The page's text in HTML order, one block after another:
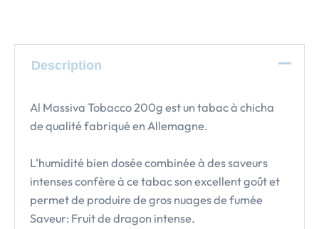
Description
Al Massiva Tobacco 200g est un tabac à chicha
de qualité fabriqué en Allemagne.
L’humidité bien dosée combinée à des saveurs
intenses confère à ce tabac son excellent goût et
permet de produire de gros nuages de fumée
Saveur: Fruit de dragon intense.